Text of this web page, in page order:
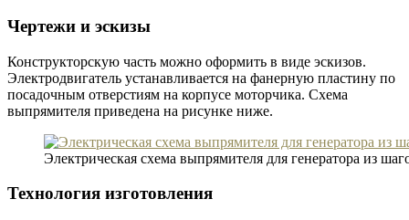
Чертежи и эскизы
Конструкторскую часть можно оформить в виде эскизов.
Электродвигатель устанавливается на фанерную пластину по
посадочным отверстиям на корпусе моторчика. Схема
выпрямителя приведена на рисунке ниже.
Электрическая схема выпрямителя для генератора из
Технология изготовления